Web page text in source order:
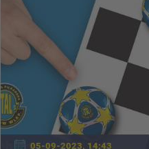
05-09-2023, 14:43